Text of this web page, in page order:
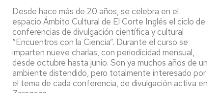
Desde hace más de 20 años, se celebra en el
espacio Ámbito Cultural de El Corte Inglés el ciclo de
conferencias de divulgación científica y cultural
“Encuentros con la Ciencia”. Durante el curso se
imparten nueve charlas, con periodicidad mensual,
desde octubre hasta junio. Son ya muchos años de un
ambiente distendido, pero totalmente interesado por
el tema de cada conferencia, de divulgación activa en